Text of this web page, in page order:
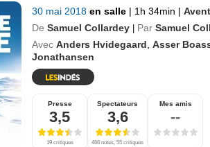
30 mai 2018 en salle | 1h 34min |
De Samuel Collardey | Par Samuel
Avec Anders Hvidegaard Asser
Jonathansen
Presse
3,5
19 critiques
Spectateurs
3,6
466 notes, 55 critiques
Mes amis
--